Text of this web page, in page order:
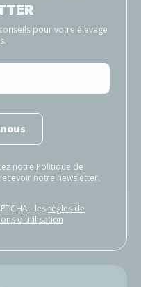
pour votre élevage
notre Politique de
notre newsletter.
- les règles de
d'utilisation